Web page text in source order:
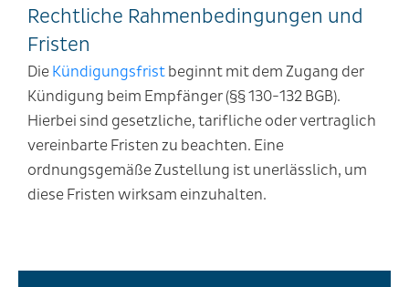
Rechtliche Rahmenbedingungen und
Fristen
DieKündigungsfristbeginnt mit dem Zugang der
Kündigung beim Empfänger (§§ 130-132 BGB).
Hierbei sind gesetzliche, tarifliche oder vertraglich
vereinbarte Fristen zu beachten. Eine
ordnungsgemäße Zustellung ist unerlässlich, um
diese Fristen wirksam einzuhalten.